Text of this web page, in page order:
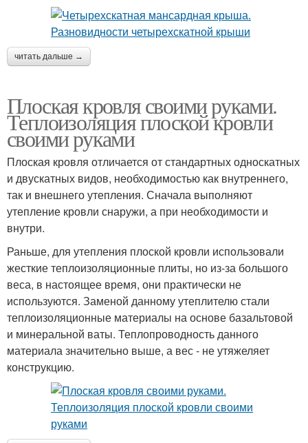
читать дальше →
Плоская кровля своими руками.
Теплоизоляция плоской кровли
своими руками
Плоская кровля отличается от стандартных односкатных
и двускатных видов, необходимостью как внутреннего,
так и внешнего утепления. Сначала выполняют
утепление кровли снаружи, а при необходимости и
внутри.
Раньше, для утепления плоской кровли использовали
жесткие теплоизоляционные плиты, но из-за большого
веса, в настоящее время, они практически не
используются. Заменой данному утеплителю стали
теплоизоляционные материалы на основе базальтовой
и минеральной ваты. Теплопроводность данного
материала значительно выше, а вес - не утяжеляет
конструкцию.